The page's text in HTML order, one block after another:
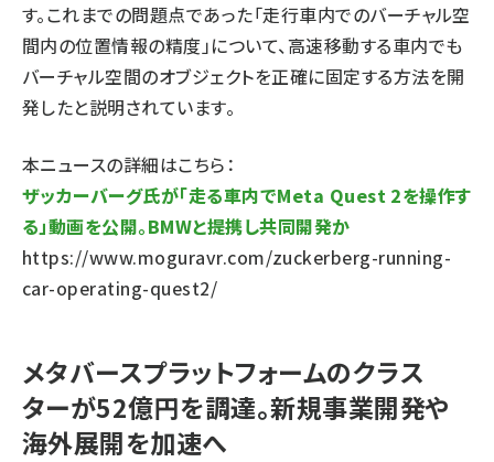
す。これまでの問題点であった「走行車内でのバーチャル空
間内の位置情報の精度」について、高速移動する車内でも
バーチャル空間のオブジェクトを正確に固定する方法を開
発したと説明されています。
本ニュースの詳細はこちら：
ザッカーバーグ氏が「走る車内でMeta Quest 2を操作す
る」動画を公開。BMWと提携し共同開発か
https://www.moguravr.com/zuckerberg-running-
car-operating-quest2/
メタバースプラットフォームのクラス
ターが52億円を調達。新規事業開発や
海外展開を加速へ